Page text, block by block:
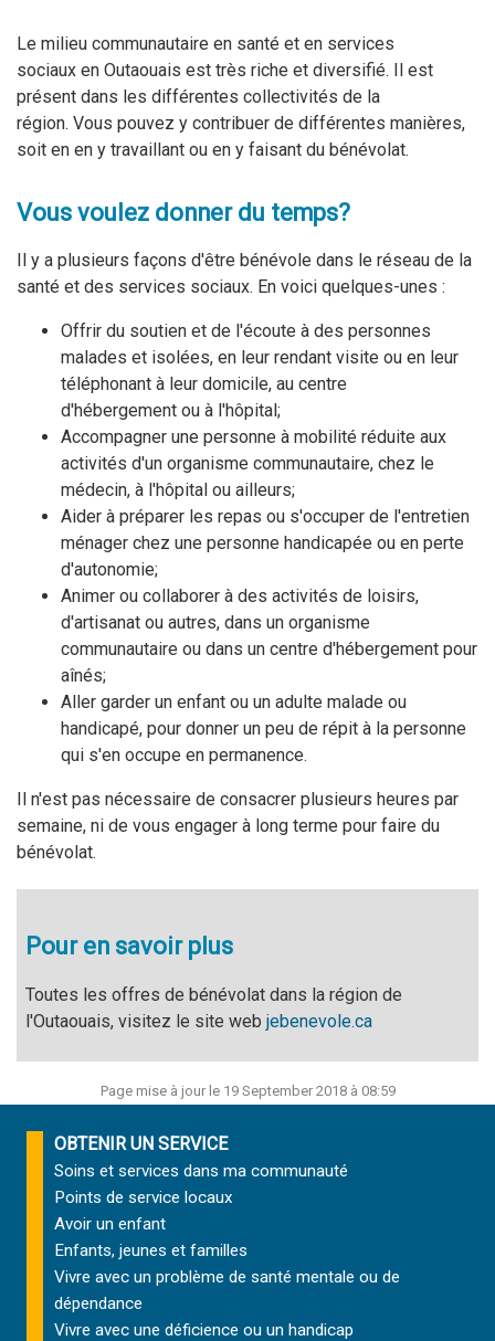
Le milieu communautaire en santé et en services
sociaux en Outaouais est très riche et diversifié. Il est
présent dans les différentes collectivités de la
région. Vous pouvez y contribuer de différentes manières,
soit en en y travaillant ou en y faisant du bénévolat.
Vous voulez donner du temps?
Il y a plusieurs façons d'être bénévole dans le réseau de la
santé et des services sociaux. En voici quelques-unes :
Offrir du soutien et de l'écoute à des personnes
malades et isolées, en leur rendant visite ou en leur
téléphonant à leur domicile, au centre
d'hébergement ou à l'hôpital;
Accompagner une personne à mobilité réduite aux
activités d'un organisme communautaire, chez le
médecin, à l'hôpital ou ailleurs;
Aider à préparer les repas ou s'occuper de l'entretien
ménager chez une personne handicapée ou en perte
d'autonomie;
Animer ou collaborer à des activités de loisirs,
d'artisanat ou autres, dans un organisme
communautaire ou dans un centre d'hébergement pour
aînés;
Aller garder un enfant ou un adulte malade ou
handicapé, pour donner un peu de répit à la personne
qui s'en occupe en permanence.
Il n'est pas nécessaire de consacrer plusieurs heures par
semaine, ni de vous engager à long terme pour faire du
bénévolat.
Pour en savoir plus
Toutes les offres de bénévolat dans la région de
l'Outaouais, visitez le site web jebenevole.ca
Page mise à jour le 19 September 2018 à 08:59
OBTENIR UN SERVICE
Soins et services dans ma communauté
Points de service locaux
Avoir un enfant
Enfants, jeunes et familles
Vivre avec un problème de santé mentale ou de
dépendance
Vivre avec une déficience ou un handicap